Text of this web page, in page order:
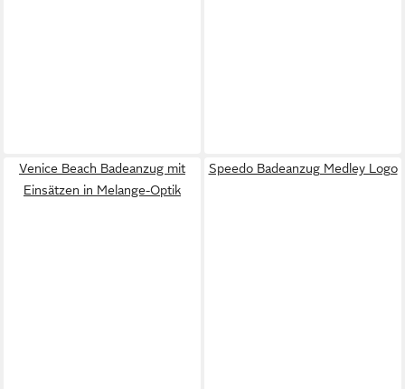
Venice Beach Badeanzug mit
Einsätzen in Melange-Optik
Speedo Badeanzug Medley Logo